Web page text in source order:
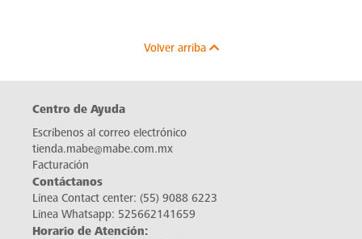
Volver arriba
Centro de Ayuda
Escríbenos al correo electrónico
tienda.mabe@mabe.com.mx
Facturación
Contáctanos
Línea Contact center: (55) 9088 6223
Línea Whatsapp: 525662141659
Horario de Atención: